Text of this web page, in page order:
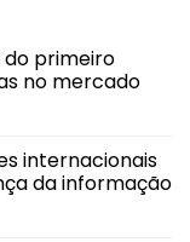
primeiro
no mercado
internacionais
da informação